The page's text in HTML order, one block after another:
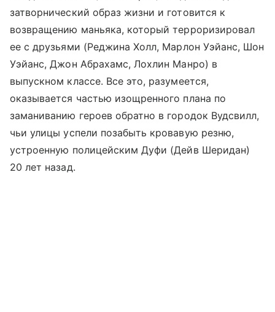
затворнический образ жизни и готовится к
возвращению маньяка, который терроризировал
ее с друзьями (Реджина Холл, Марлон Уэйанс, Шон
Уэйанс, Джон Абрахамс, Лохлин Манро) в
выпускном классе. Все это, разумеется,
оказывается частью изощренного плана по
заманиванию героев обратно в городок Вудсвилл,
чьи улицы успели позабыть кровавую резню,
устроенную полицейским Дуфи (Дейв Шеридан)
20 лет назад.